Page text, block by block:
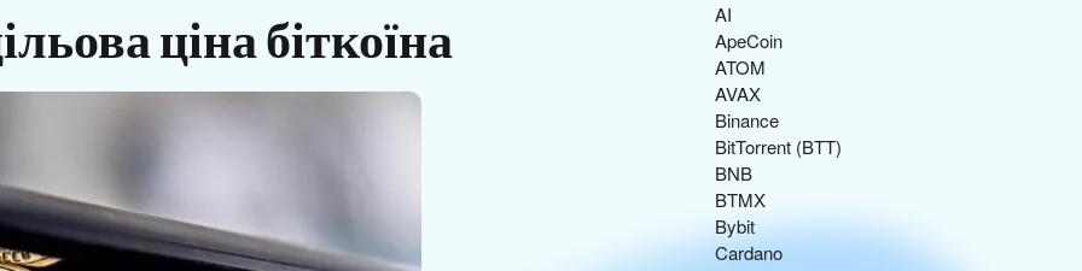
ціна біткоїна
AI
ApeCoin
ATOM
AVAX
Binance
BitTorrent (BTT)
BNB
BTMX
Bybit
Cardano